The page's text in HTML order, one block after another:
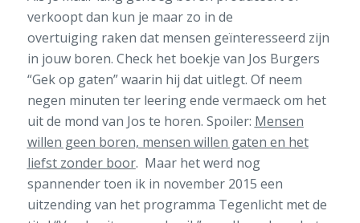
verkoopt dan kun je maar zo in de
overtuiging raken dat mensen geïnteresseerd zijn
in jouw boren. Check het boekje van Jos Burgers
“Gek op gaten” waarin hij dat uitlegt. Of neem
negen minuten ter leeringende vermaeckom het
uit de mond van Jos te horen. Spoiler: Mensen
willen geen boren, mensen willen gaten en het
liefst zonder boor. Maar hetwerd nog
spannendertoen ik in november 2015 een
uitzending van het programma Tegenlicht met de